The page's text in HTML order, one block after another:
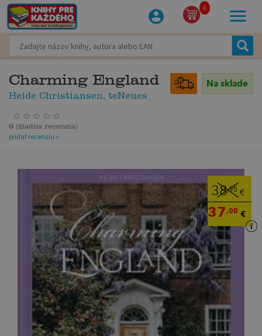
0
Charming England
Heide Christiansen, teNeues
Na sklade
0 (žiadna recenzia)
pridať recenziu »
38,95 €
37,00 €